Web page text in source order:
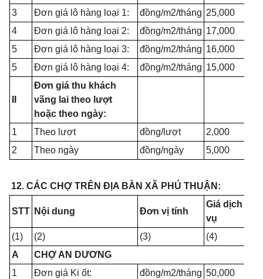
3 Đơn giá lô hàng loại 1: đồng/m2/tháng 25,000
4
Đơn giá lô hàng loại 2: đồng/m2/tháng 17,000
5
Đơn giá lô hàng loại 3: đồng/m2/tháng 16,000
5
Đơn giá lô hàng loại 4: đồng/m2/tháng 15,000
Đơn giá thu khách
vãng lai theo lượt
hoặc theo ngày:
1
Theo lượt đồng/lượt
2,000
2
Theo ngày đồng/ngày 5,000
12. CÁC CHỢ TRÊN ĐỊA BÀN XÃ PHÚ THUẬN:
STT Nội dung Đơn vị tính
Giá dịch
vụ
(1)
(2) (3)
(4)
A
CHỢ AN DƯƠNG
1
Đơn giá Ki ốt: đồng/m2/tháng 50,000